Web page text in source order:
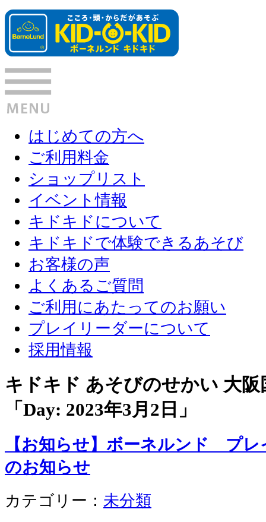
はじめての方へ
ご利用料金
ショップリスト
イベント情報
キドキドについて
キドキドで体験できるあそび
お客様の声
よくあるご質問
ご利用にあたってのお願い
プレイリーダーについて
採用情報
キドキド あそびのせかい 大
「Day: 2023年3月2日 」
【お知らせ】ボーネルンド プレ
のお知らせ
カテゴリー： 未分類